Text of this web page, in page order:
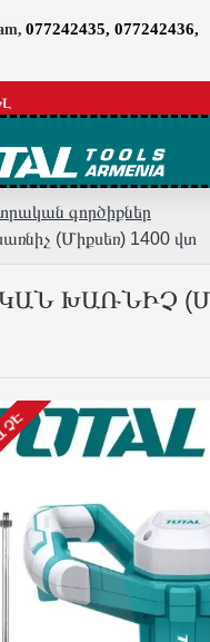
077242435, 077242436,
գործիքներ
(Միքսեռ) 1400 վտ
ԽԱՌՆԻՉ